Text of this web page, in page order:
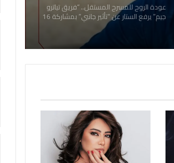
عودة الروح للمسرح المستقل.. “فريق تياترو
جيم” يرفع الستار عن “تأثير جانبي” بمشاركة 16
موهبة شابة